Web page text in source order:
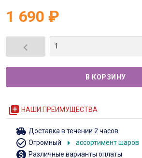
1 690 ₽

queue НАШИ ПРЕИМУЩЕСТВА
toys Доставка в течении 2 часов
check_circle_outline Огромный arrow_right ассортимент шаров
monetization_on Различные варианты оплаты